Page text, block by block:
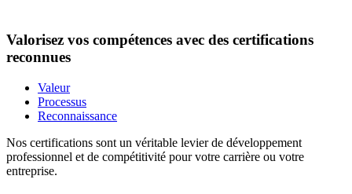
Valorisez vos compétences avec des certifications
reconnues
Valeur
Processus
Reconnaissance
Nos certifications sont un véritable levier de développement
professionnel et de compétitivité pour votre carrière ou votre
entreprise.